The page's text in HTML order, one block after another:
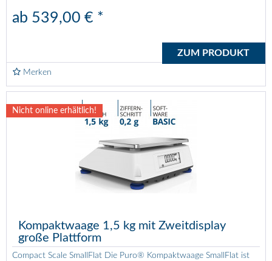
ab 539,00 € *
ZUM PRODUKT
Merken
Nicht online erhältlich!
Kompaktwaage 1,5 kg mit Zweitdisplay
große Plattform
Compact Scale SmallFlat Die Puro® Kompaktwaage SmallFlat ist